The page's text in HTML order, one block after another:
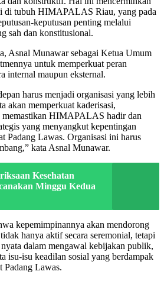
di tubuh HIMAPALAS Riau, yang pada
keputusan penting melalui
sah dan konstitusional.
Asnal Munawar sebagai Ketua Umum
untuk memperkuat peran
internal maupun eksternal.
harus menjadi organisasi yang lebih
akan memperkuat kaderisasi,
memastikan HIMAPALAS hadir dan
yang menyangkut kepentingan
Padang Lawas. Organisasi ini harus
kata Asnal Munawar.
Kesehatan
Minggu Kedua
kepemimpinannya akan mendorong
hanya aktif secara seremonial, tetapi
dalam mengawal kebijakan publik,
isu-isu keadilan sosial yang berdampak
Padang Lawas.